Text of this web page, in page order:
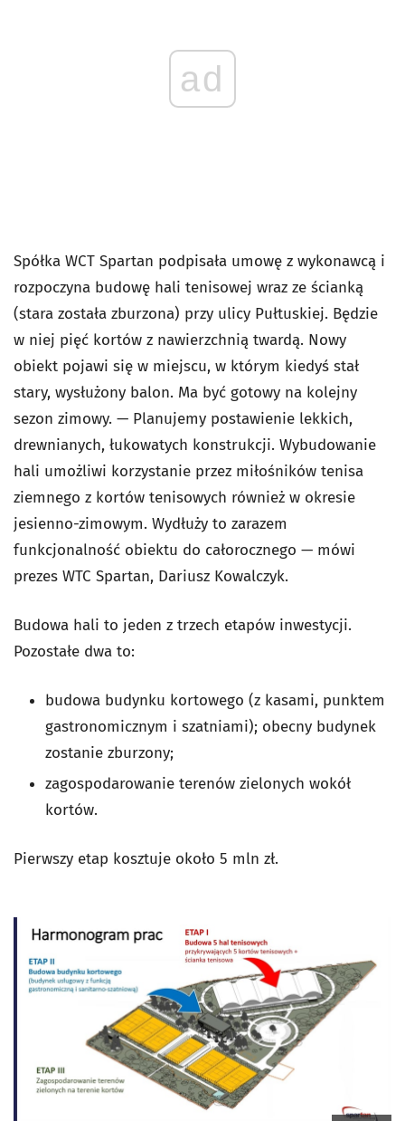
ad
Spółka WCT Spartan podpisała umowę z wykonawcą i
rozpoczyna budowę hali tenisowej wraz ze ścianką
(stara została zburzona) przy ulicy Pułtuskiej. Będzie
w niej pięć kortów z nawierzchnią twardą. Nowy
obiekt pojawi się w miejscu, w którym kiedyś stał
stary, wysłużony balon. Ma być gotowy na kolejny
sezon zimowy. — Planujemy postawienie lekkich,
drewnianych, łukowatych konstrukcji. Wybudowanie
hali umożliwi korzystanie przez miłośników tenisa
ziemnego z kortów tenisowych również w okresie
jesienno-zimowym. Wydłuży to zarazem
funkcjonalność obiektu do całorocznego — mówi
prezes WTC Spartan, Dariusz Kowalczyk.
Budowa hali to jeden z trzech etapów inwestycji.
Pozostałe dwa to:
budowa budynku kortowego (z kasami, punktem
gastronomicznym i szatniami); obecny budynek
zostanie zburzony;
zagospodarowanie terenów zielonych wokół
kortów.
Pierwszy etap kosztuje około 5 mln zł.